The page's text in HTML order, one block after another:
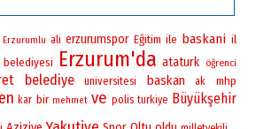
Erzurumlu ali erzurumspor Eğitim ile baskani il
belediyesi Erzurum'da ataturk öğrenci
belediye universitesi baskan ak mhp
kar bir mehmet ve polis turkiye Büyükşehir